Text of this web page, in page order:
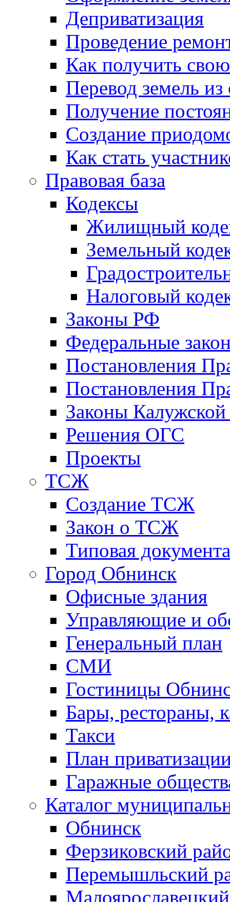
Деприватизация
Проведение
Как получить
Перевод земель
Получение
Создание
Как стать
Правовая база
Кодексы
Жилищный
Земельный
Налоговый
Законы РФ
Федеральные
Постановления
Постановления
Законы Калужской
Решения ОГС
Проекты
ТСЖ
Создание ТСЖ
Закон о ТСЖ
Типовая
Город Обнинск
Офисные здания
Управляющие и
Генеральный план
СМИ
Гостиницы
Бары, рестораны,
Такси
План
Гаражные
Каталог
Обнинск
Ферзиковский
Перемышльский